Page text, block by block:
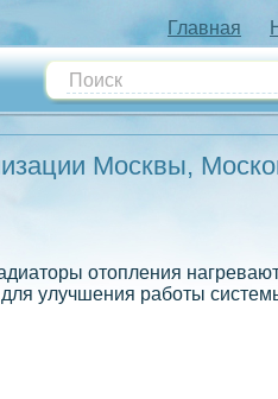
Главная
Москвы,
отопления
для улучшения работы